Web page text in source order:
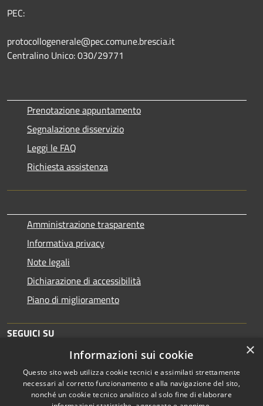
PEC:
protocollogenerale@pec.comune.brescia.it
Centralino Unico: 030/29771
Prenotazione appuntamento
Segnalazione disservizio
Leggi le FAQ
Richiesta assistenza
Amministrazione trasparente
Informativa privacy
Note legali
Dichiarazione di accessibilità
Piano di miglioramento
SEGUICI SU
×
Informazioni sui cookie
Questo sito web utilizza cookie tecnici e assimilati strettamente
necessari al corretto funzionamento e alla navigazione del sito,
nonché un cookie tecnico analitico al solo fine di elaborare